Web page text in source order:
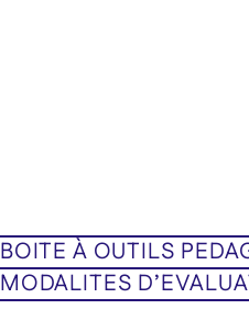
BOITE À OUTILS
MODALITES